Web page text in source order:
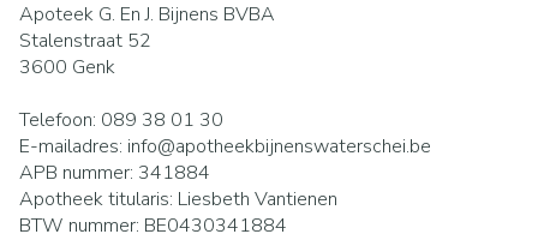
Apoteek G. En J. Bijnens BVBA
Stalenstraat 52
3600 Genk
Telefoon: 089 38 01 30
E-mailadres: info@apotheekbijnenswaterschei.be
APB nummer: 341884
Apotheek titularis: Liesbeth Vantienen
BTW nummer: BE0430341884